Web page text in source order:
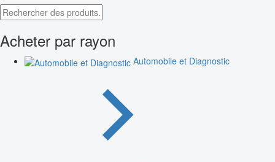
Acheter par rayon
Automobile et Diagnostic